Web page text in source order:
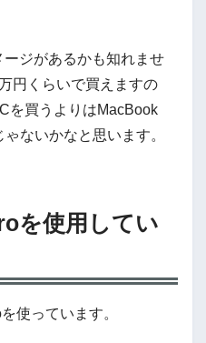
ジがあるかも知れませ
円くらいで買えますの
を買うよりはMacBook
ないかなと思います。
を使用してい
使っています。